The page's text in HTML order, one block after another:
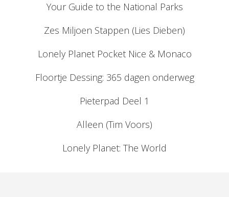
Your Guide to the National Parks
Zes Miljoen Stappen (Lies Dieben)
Lonely Planet Pocket Nice & Monaco
Floortje Dessing: 365 dagen onderweg
Pieterpad Deel 1
Alleen (Tim Voors)
Lonely Planet: The World